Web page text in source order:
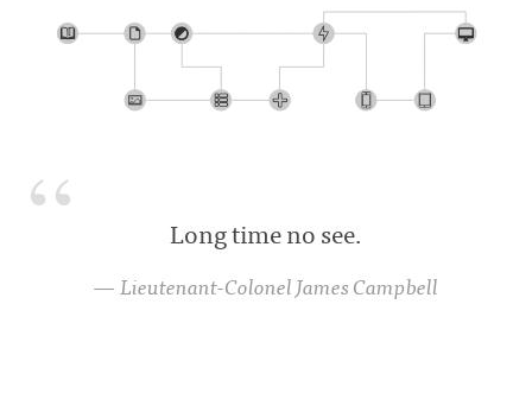
Long time no see.
Lieutenant-Colonel James Campbell